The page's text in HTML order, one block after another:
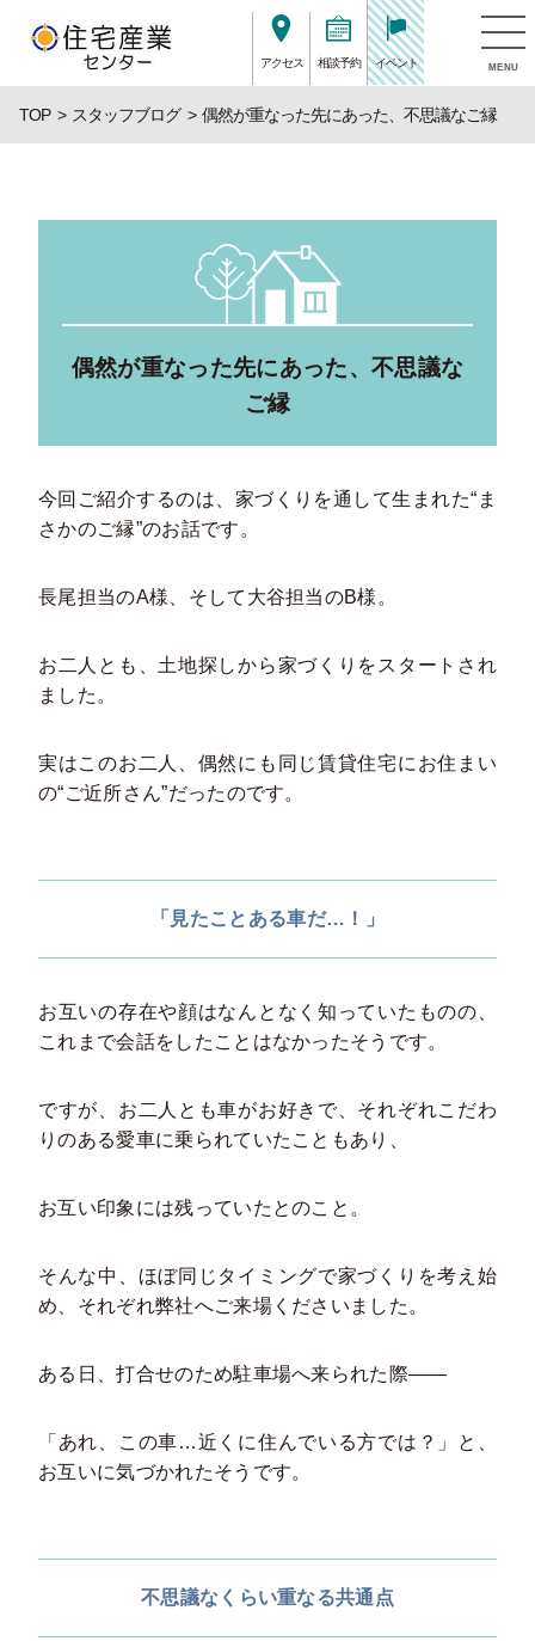
アクセス 相談予約 イベント MENU
TOP スタッフブログ 偶然が重なった先にあった、不思議なご縁
偶然が重なった先にあった、不思議な
ご縁
今回ご紹介するのは、家づくりを通して生まれた“ま
さかのご縁”のお話です。
長尾担当のA様、そして大谷担当のB様。
お二人とも、土地探しから家づくりをスタートされ
ました。
実はこのお二人、偶然にも同じ賃貸住宅にお住まい
の“ご近所さん”だったのです。
「見たことある車だ…！」
お互いの存在や顔はなんとなく知っていたものの、
これまで会話をしたことはなかったそうです。
ですが、お二人とも車がお好きで、それぞれこだわ
りのある愛車に乗られていたこともあり、
お互い印象には残っていたとのこと。
そんな中、ほぼ同じタイミングで家づくりを考え始
め、それぞれ弊社へご来場くださいました。
ある日、打合せのため駐車場へ来られた際――
「あれ、この車…近くに住んでいる方では？」と、
お互いに気づかれたそうです。
不思議なくらい重なる共通点